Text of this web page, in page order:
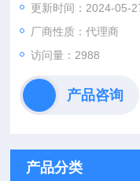
更新时间：2024-05-
厂商性质：代理商
访问量：2988
产品咨询
产品分类